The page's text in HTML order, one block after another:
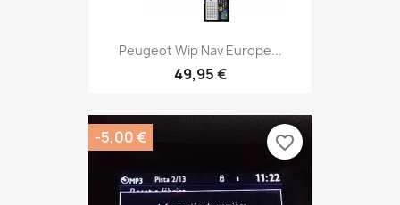
Peugeot Wip Nav Europe...
49,95 €
-5,00 € favorite_border